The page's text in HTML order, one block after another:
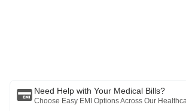
Need Help with Your Medical Bills?
Choose Easy EMI Options Across Our